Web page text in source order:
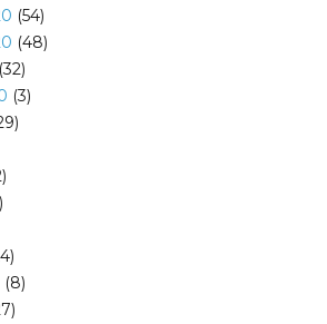
(54)
(48)
(32)
(3)
(8)